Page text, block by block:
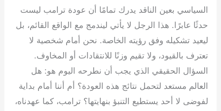
السياسي بعين الناقد يدرك تمامًا أن عودة ترامب ليست
حدثًا عابرًا. هذا الرجل لا يأتي ليندمج مع الواقع القائم، بل
ليعيد تشكيله وفق رؤيته الخاصة. نحن أمام شخصية لا
تعترف بالقيود، ولا تقيم وزنًا للانتقادات أو المخاوف.
السؤال الحقيقي الذي يجب أن نطرحه اليوم هو: هل
العالم مستعد لتحمل نتائج هذه العودة؟ أم أننا أمام بداية
لفوضى لا أحد يستطيع التنبؤ بنهايتها؟ ترامب، كما عهدناه،